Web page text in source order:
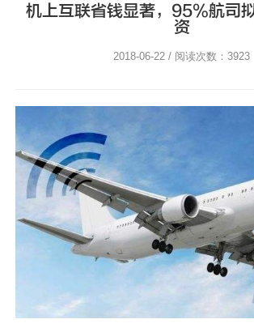
机上互联省钱显著，95%航司拟加大互联投
资
2018-06-22 / 阅读次数：3923